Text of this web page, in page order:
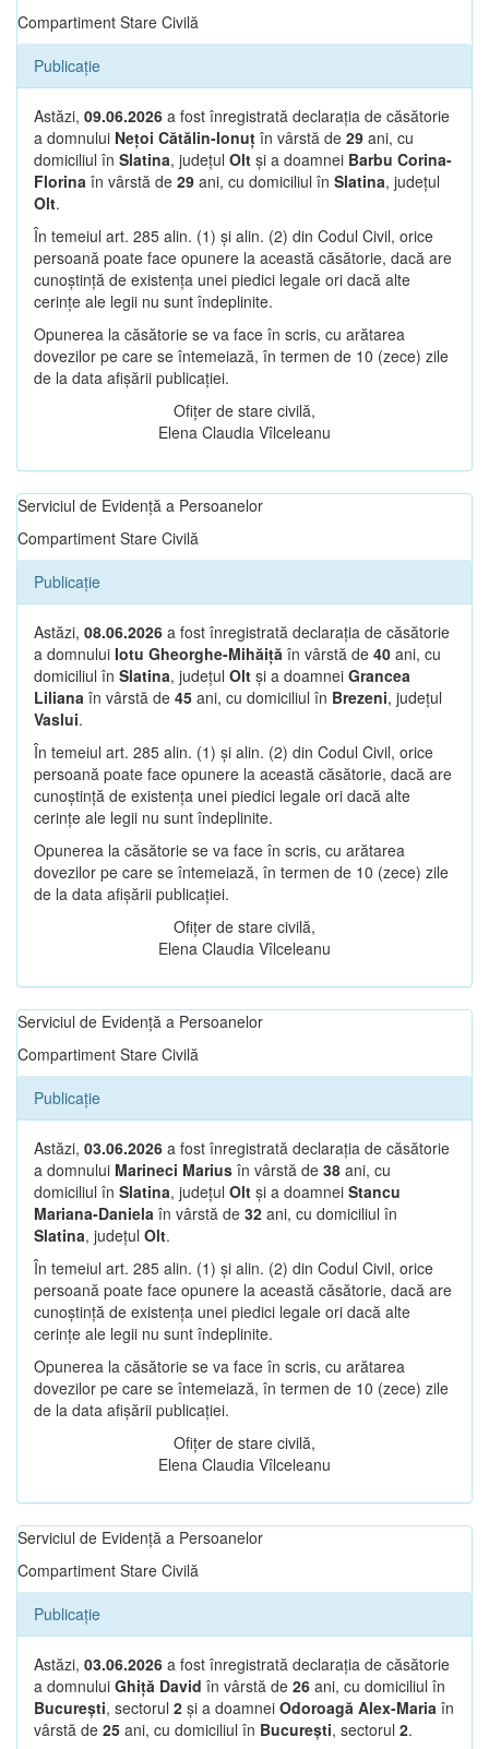
Compartiment Stare Civilă
Publicație
Astăzi, 09.06.2026 a fost înregistrată declarația de căsătorie
a domnului Nețoi Cătălin-Ionuț în vârstă de 29 ani, cu
domiciliul în Slatina, județul Olt și a doamnei Barbu Corina-
Florina în vârstă de 29 ani, cu domiciliul în Slatina, județul
Olt.
În temeiul art. 285 alin. (1) și alin. (2) din Codul Civil, orice
persoană poate face opunere la această căsătorie, dacă are
cunoștință de existența unei piedici legale ori dacă alte
cerințe ale legii nu sunt îndeplinite.
Opunerea la căsătorie se va face în scris, cu arătarea
dovezilor pe care se întemeiază, în termen de 10 (zece) zile
de la data afișării publicației.
Ofițer de stare civilă,
Elena Claudia Vîlceleanu
Serviciul de Evidență a Persoanelor
Compartiment Stare Civilă
Publicație
Astăzi, 08.06.2026 a fost înregistrată declarația de căsătorie
a domnului Iotu Gheorghe-Mihăiță în vârstă de 40 ani, cu
domiciliul în Slatina, județul Olt și a doamnei Grancea
Liliana în vârstă de 45 ani, cu domiciliul în Brezeni, județul
Vaslui.
În temeiul art. 285 alin. (1) și alin. (2) din Codul Civil, orice
persoană poate face opunere la această căsătorie, dacă are
cunoștință de existența unei piedici legale ori dacă alte
cerințe ale legii nu sunt îndeplinite.
Opunerea la căsătorie se va face în scris, cu arătarea
dovezilor pe care se întemeiază, în termen de 10 (zece) zile
de la data afișării publicației.
Ofițer de stare civilă,
Elena Claudia Vîlceleanu
Serviciul de Evidență a Persoanelor
Compartiment Stare Civilă
Publicație
Astăzi, 03.06.2026 a fost înregistrată declarația de căsătorie
a domnului Marineci Marius în vârstă de 38 ani, cu
domiciliul în Slatina, județul Olt și a doamnei Stancu
Mariana-Daniela în vârstă de 32 ani, cu domiciliul în
Slatina, județul Olt.
În temeiul art. 285 alin. (1) și alin. (2) din Codul Civil, orice
persoană poate face opunere la această căsătorie, dacă are
cunoștință de existența unei piedici legale ori dacă alte
cerințe ale legii nu sunt îndeplinite.
Opunerea la căsătorie se va face în scris, cu arătarea
dovezilor pe care se întemeiază, în termen de 10 (zece) zile
de la data afișării publicației.
Ofițer de stare civilă,
Elena Claudia Vîlceleanu
Serviciul de Evidență a Persoanelor
Compartiment Stare Civilă
Publicație
Astăzi, 03.06.2026 a fost înregistrată declarația de căsătorie
a domnului Ghiță David în vârstă de 26 ani, cu domiciliul în
București, sectorul 2 și a doamnei Odoroagă Alex-Maria în
vârstă de 25 ani, cu domiciliul în București, sectorul 2.